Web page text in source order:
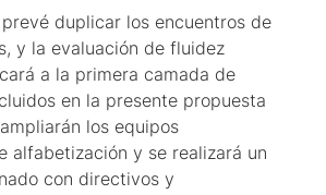
duplicar los encuentros de
y la evaluación de fluidez
a la primera camada de
en la presente propuesta
los equipos
alfabetización y se realizará un
con directivos y